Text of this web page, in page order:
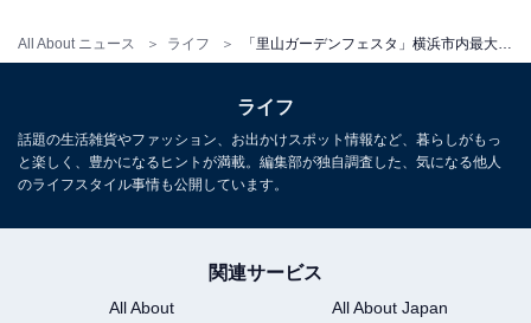
All About ニュース ライフ
プとのソーシャルディスタンスを保ってください。
ライフ
話題の生活雑貨やファッション、お出かけスポット情報など、暮らしがもっ
と楽しく、豊かになるヒントが満載。編集部が独自調査した、気になる他人
のライフスタイル事情も公開しています。
関連サービス
All About
All About Japan